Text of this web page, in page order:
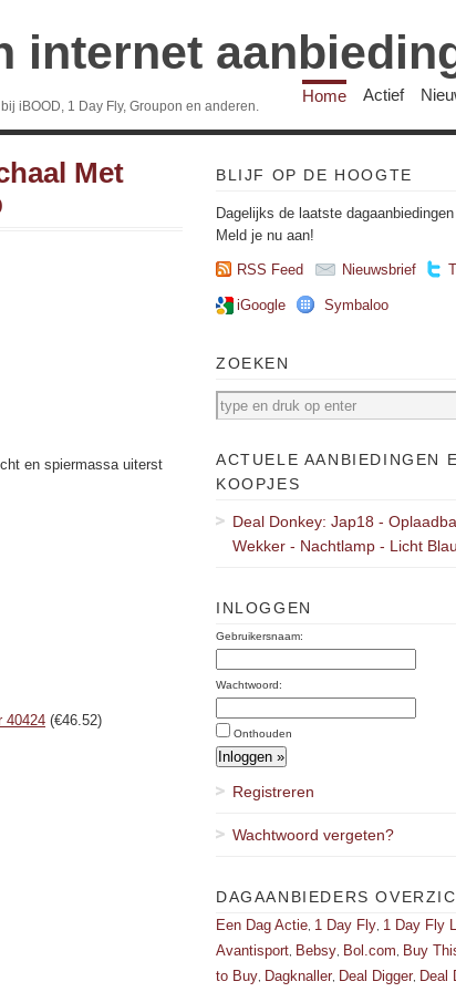
internet
iBOOD, 1 Day Fly, Groupon en anderen.
Home Actief
Met
en spiermassa uiterst
40424 (€46.52)
BLIJF OP DE HOOGTE
Dagelijks de laatste
Meld je nu aan!
RSS Feed Nieuwsbrief
iGoogle Symbaloo
ZOEKEN
ACTUELE AANBIEDINGEN
KOOPJES
Deal Donkey: Jap18 -
Wekker - Nachtlamp - Licht
INLOGGEN
Gebruikersnaam:
Wachtwoord:
Onthouden
Registreren
Wachtwoord vergeten?
DAGAANBIEDERS
Een Dag Actie 1 Day Fly 1 Day Fly
Avantisport Bebsy Bol.com Buy
to Buy Dagknaller Deal Digger Deal